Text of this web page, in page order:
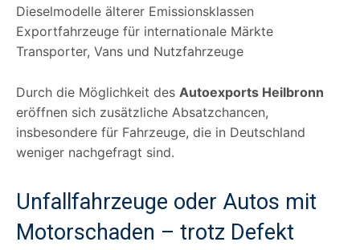
Dieselmodelle älterer Emissionsklassen
Exportfahrzeuge für internationale Märkte
Transporter, Vans und Nutzfahrzeuge
Durch die Möglichkeit des Autoexports Heilbronn
eröffnen sich zusätzliche Absatzchancen,
insbesondere für Fahrzeuge, die in Deutschland
weniger nachgefragt sind.
Unfallfahrzeuge oder Autos mit
Motorschaden – trotz Defekt